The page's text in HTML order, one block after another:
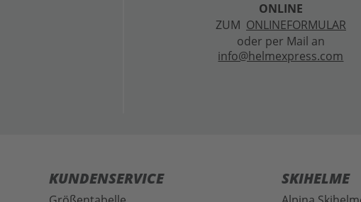
ONLINE
ZUM ONLINEFORMULAR
oder per Mail an
info@helmexpress.com
KUNDENSERVICE SKIHELME